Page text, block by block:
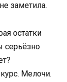
заметила.
остатки
серьёзно
Мелочи.